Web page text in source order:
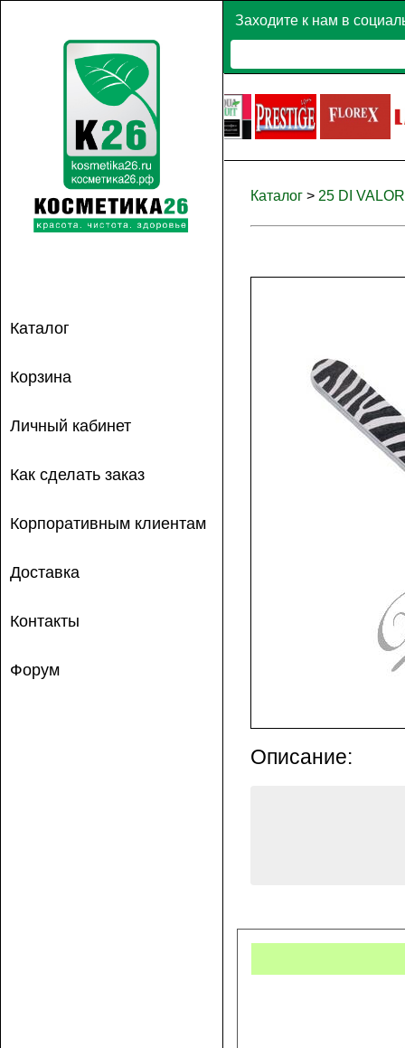
Заходите к нам в
Каталог
Корзина
Личный кабинет
Как сделать заказ
Корпоративным клиентам
Доставка
Контакты
Форум
Каталог > 25 DI
Описание: